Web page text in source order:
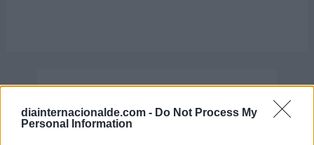
diainternacionalde.com - Do Not Process My
Personal Information
Femenino